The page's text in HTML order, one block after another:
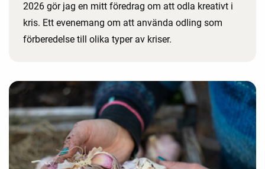
2026 gör jag en mitt föredrag om att odla kreativt i
kris. Ett evenemang om att använda odling som
förberedelse till olika typer av kriser.